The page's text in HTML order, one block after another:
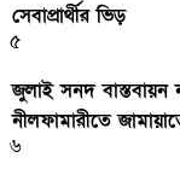
সেবাপ্রার্থীর ভিড়
৫
জুলাই সনদ বাস্তবায়ন
নীলফামারীতে
৬